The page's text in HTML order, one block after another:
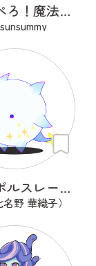
にゃんぺろ！魔法使いっ
ぽる（ポルスレーヌ）
野 華織子）